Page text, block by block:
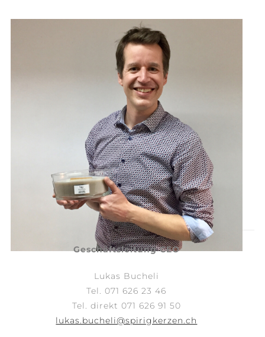
Geschäftsleitung CEO
Lukas Bucheli
Tel. 071 626 23 46
Tel. direkt 071 626 91 50
lukas.bucheli@spirigkerzen.ch